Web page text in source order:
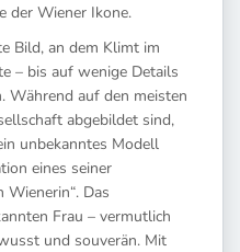
der Wiener Ikone.
Bild, an dem Klimt im
– bis auf wenige Details
Während auf den meisten
abgebildet sind,
unbekanntes Modell
eines seiner
Wienerin“. Das
Frau – vermutlich
und souverän. Mit